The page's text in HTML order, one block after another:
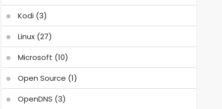
Kodi (3)
Linux(27)
Microsoft (10)
Open Source (1)
OpenDNS (3)